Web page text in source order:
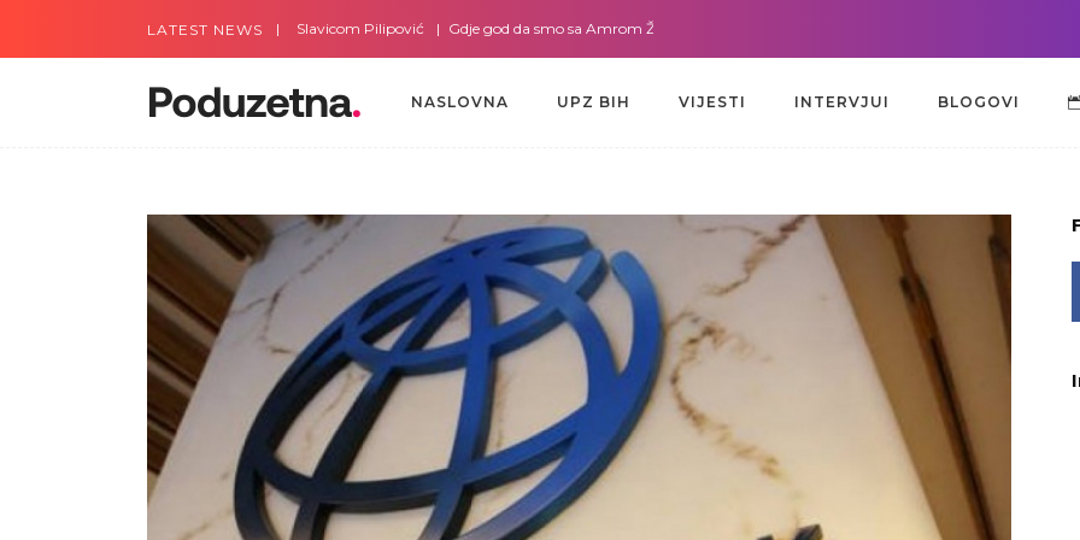
LATEST NEWS
Gdje god da smo sa Slavicom Pilipović Gdje god da smo sa Amrom Žužić-Bećirbegović
NASLOVNA UPZ BIH VIJESTI INTERVJUI BLOGOVI
NASLOVNA UPZ BIH